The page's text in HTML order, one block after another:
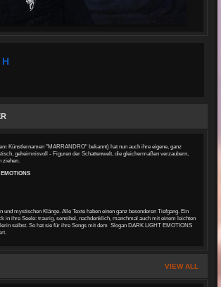
Künstlernamen "MARRANDRO" bekannt) hat nun auch ihre eigene, ganz
geheimnisvoll - Figuren der Schattenwelt, die gleichermaßen verzaubern,
ziehen.
und mystischen Klänge. Alle Texte haben einen ganz besonderen Tiefgang. Ein
in ihre Seele: traurig, sensibel, nachdenklich, manchmal auch mit einem leichten
selbst. So hat sie für ihre Songs mit dem Slogan DARK LIGHT EMOTIONS
VIEW ALL